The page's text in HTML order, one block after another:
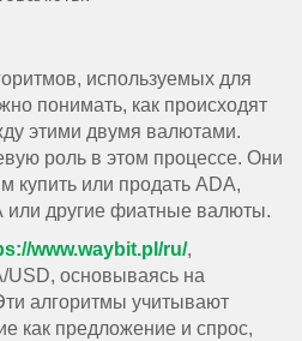
используемых для
понимать, как происходят
этими двумя валютами.
роль в этом процессе. Они
купить или продать ADA,
другие фиатные валюты.
www.waybit.pl/ru/,
USD, основываясь на
алгоритмы учитывают
как предложение и спрос,